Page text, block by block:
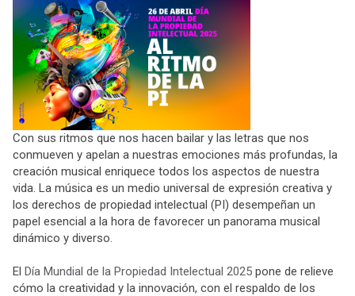
Con sus ritmos que nos hacen bailar y las letras que nos
conmueven y apelan a nuestras emociones más profundas, la
creación musical enriquece todos los aspectos de nuestra
vida. La música es un medio universal de expresión creativa y
los derechos de propiedad intelectual (PI) desempeñan un
papel esencial a la hora de favorecer un panorama musical
dinámico y diverso.
El Día Mundial de la Propiedad Intelectual 2025 pone de relieve
cómo la creatividad y la innovación, con el respaldo de los